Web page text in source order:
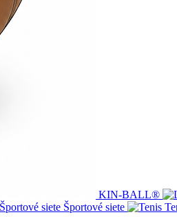
KIN-BALL®
Športové siete